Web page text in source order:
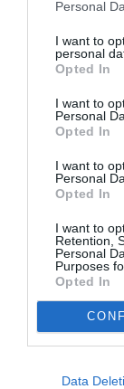
Personal
I want to
personal
Opted In
I want to
Personal
Opted In
I want to
Personal
Opted In
I want to
Retention,
Personal
Purposes
Opted In
Data